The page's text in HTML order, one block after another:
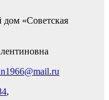
«Советская
,